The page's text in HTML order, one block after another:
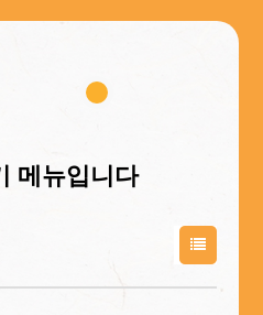
메뉴입니다